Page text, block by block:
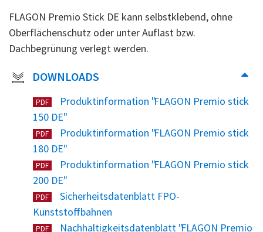
FLAGON Premio Stick DE kann selbstklebend, ohne
Oberflächenschutz oder unter Auflast bzw.
Dachbegrünung verlegt werden.
DOWNLOADS
PDF
Produktinformation "FLAGON Premio stick
150 DE"
PDF
Produktinformation "FLAGON Premio stick
180 DE"
PDF
Produktinformation "FLAGON Premio stick
200 DE"
PDF
Sicherheitsdatenblatt FPO-
Kunststoffbahnen
PDF
Nachhaltigkeitsdatenblatt "FLAGON Premio